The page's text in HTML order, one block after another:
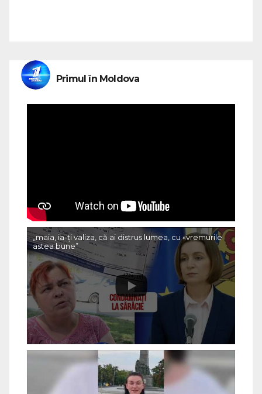
Primul în Moldova
„maia, ia-ți valiza, că ai distrus lumea, cu «vremurile
astea bune”